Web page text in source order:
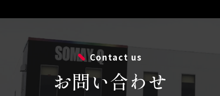
Contact us
お問い合わせ